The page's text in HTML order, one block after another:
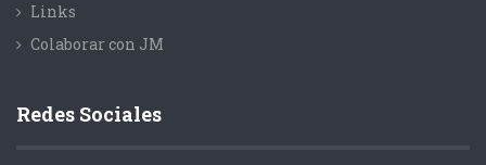
Links
Colaborar con JM
Redes Sociales